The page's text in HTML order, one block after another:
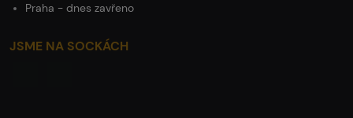
Praha - dnes zavřeno
JSME NA SOCKÁCH